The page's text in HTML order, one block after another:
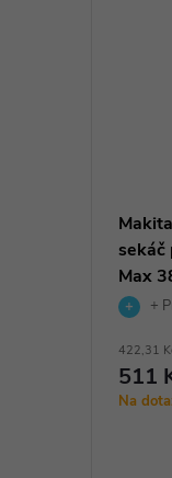
sekáč
Max
+
422,31
511
Na